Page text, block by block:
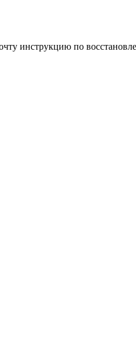
инструкцию по